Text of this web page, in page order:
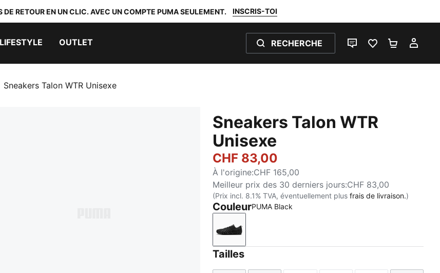
DE RETOUR EN UN CLIC. AVEC UN COMPTE PUMA SEULEMENT. INSCRIS-TOI
LIFESTYLE OUTLET RECHERCHE
LIVE CHATFAVORIS 0PANIER 0
Sneakers Talon WTR Unisexe
Sneakers Talon WTR
Unisexe
CHF 83,00
À l'origine:CHF 165,00
Meilleur prix des 30 derniers jours:CHF 83,00
(Prix incl. 8.1% TVA, éventuellement plusfrais de livraison.)
CouleurPUMA Black
PUMA Black
Tailles